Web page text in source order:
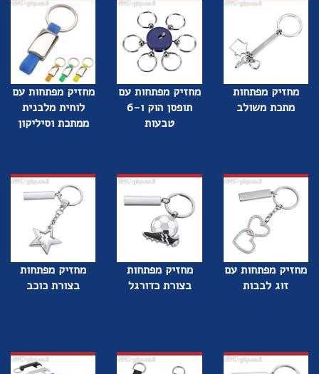
מחזיק מפתחות
מתכת משולב
מחזיק מפתחות עם
תופסן הוק ו-6
טבעות
מחזיק מפתחות עם
לוחית מלבנית
ממתכת וסיליקון
מחזיק מפתחות עם
זוג לבבות
מחזיק מפתחות
בצורת כדורגל
מחזיק מפתחות
בצורת כוכב